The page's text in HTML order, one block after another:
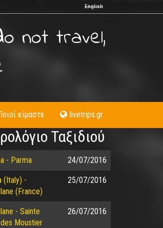
English
not travel,
είμαστε livetrips.gr
Ταξιδιού
- Parma 24/07/2016
(Italy) -
(France)
25/07/2016
- Sainte
Moustier
26/07/2016